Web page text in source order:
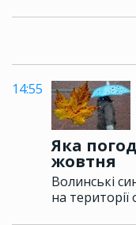
14:55
Яка
жовтня
Волинські
на території